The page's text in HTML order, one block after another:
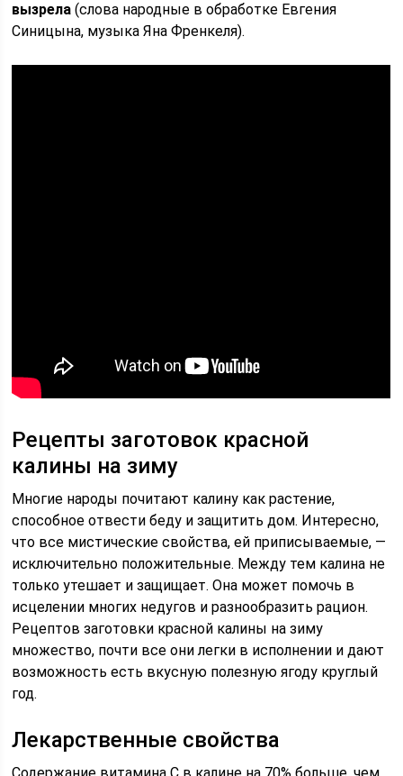
вызрела (слова народные в обработке Евгения
Синицына, музыка Яна Френкеля).
Рецепты заготовок красной
калины на зиму
Многие народы почитают калину как растение,
способное отвести беду и защитить дом. Интересно,
что все мистические свойства, ей приписываемые, —
исключительно положительные. Между тем калина не
только утешает и защищает. Она может помочь в
исцелении многих недугов и разнообразить рацион.
Рецептов заготовки красной калины на зиму
множество, почти все они легки в исполнении и дают
возможность есть вкусную полезную ягоду круглый
год.
Лекарственные свойства